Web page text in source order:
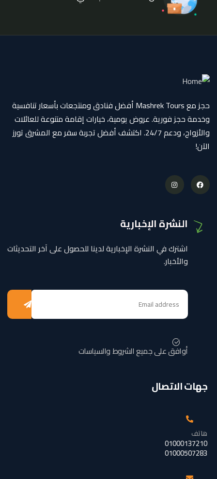
حجز مع Mashrek Tours أفضل فنادق ومنتجعات بأسعار تنافسية
وخدمة حجز فورية. عروض يومية، خيارات إقامة متنوعة للعائلات
والأزواج، ودعم 24/7. اكتشف أفضل تجربة سفر مع المشرق تورز
الآن!
النشرة الإخبارية
اشترك في النشرة الإخبارية لدينا للحصول على آخر التحديثات
والأخبار.
أوافق على جميع الشروط والسياسات
جهات الاتصال
هاتف
01000137210
01000507283